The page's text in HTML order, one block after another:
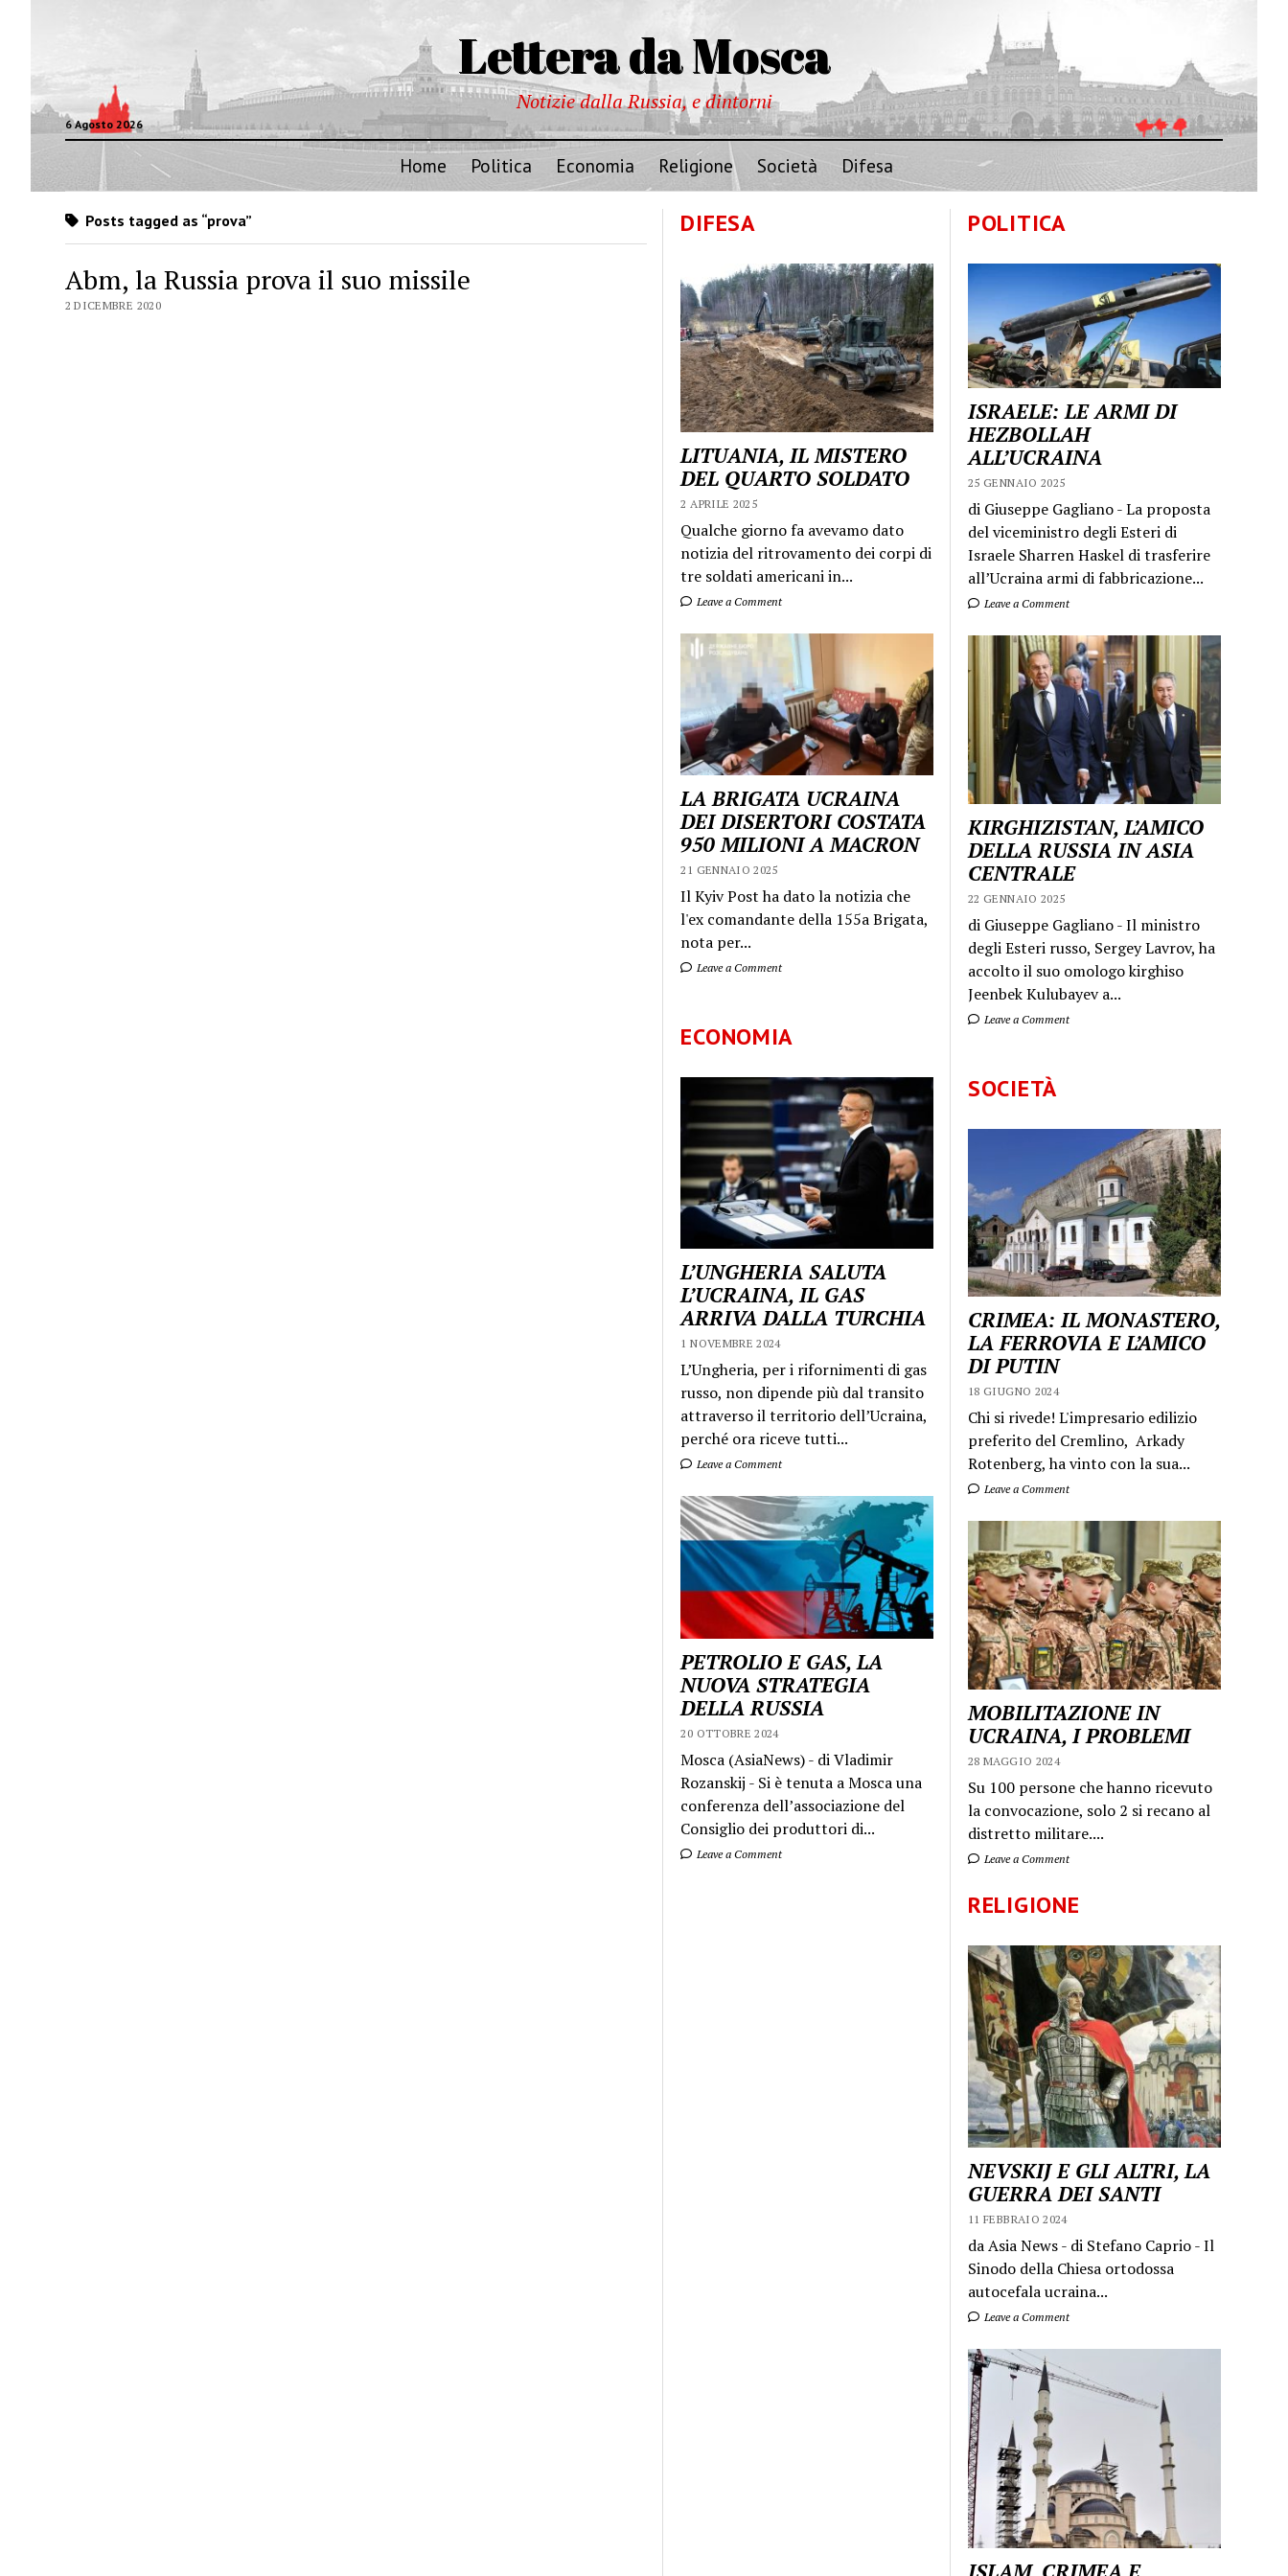
Lettera da Mosca
6 Agosto 2026
Notizie dalla Russia, e dintorni
Home Politica Economia Religione Società Difesa
POLITICA
ISRAELE: LE ARMI DI
HEZBOLLAH
ALL’UCRAINA
25 GENNAIO 2025
di Giuseppe Gagliano - La proposta
del viceministro degli Esteri di
Israele Sharren Haskel di trasferire
all’Ucraina armi di fabbricazione...
Leave a Comment
KIRGHIZISTAN, L’AMICO
DELLA RUSSIA IN ASIA
CENTRALE
22 GENNAIO 2025
di Giuseppe Gagliano - Il ministro
degli Esteri russo, Sergey Lavrov, ha
accolto il suo omologo kirghiso
Jeenbek Kulubayev a...
Leave a Comment
SOCIETÀ
CRIMEA: IL MONASTERO,
LA FERROVIA E L’AMICO
DI PUTIN
18 GIUGNO 2024
Chi si rivede! L'impresario edilizio
preferito del Cremlino, Arkady
Rotenberg, ha vinto con la sua...
Leave a Comment
MOBILITAZIONE IN
UCRAINA, I PROBLEMI
28 MAGGIO 2024
Su 100 persone che hanno ricevuto
la convocazione, solo 2 si recano al
distretto militare....
Leave a Comment
RELIGIONE
NEVSKIJ E GLI ALTRI, LA
GUERRA DEI SANTI
11 FEBBRAIO 2024
da Asia News - di Stefano Caprio - Il
Sinodo della Chiesa ortodossa
autocefala ucraina...
Leave a Comment
Posts tagged as “prova”
Abm, la Russia prova il suo missile
2 DICEMBRE 2020
DIFESA
LITUANIA, IL MISTERO
DEL QUARTO SOLDATO
2 APRILE 2025
Qualche giorno fa avevamo dato
notizia del ritrovamento dei corpi di
tre soldati americani in...
Leave a Comment
LA BRIGATA UCRAINA
DEI DISERTORI COSTATA
950 MILIONI A MACRON
21 GENNAIO 2025
Il Kyiv Post ha dato la notizia che
l'ex comandante della 155a Brigata,
nota per...
Leave a Comment
ECONOMIA
L’UNGHERIA SALUTA
L’UCRAINA, IL GAS
ARRIVA DALLA TURCHIA
1 NOVEMBRE 2024
L’Ungheria, per i rifornimenti di gas
russo, non dipende più dal transito
attraverso il territorio dell’Ucraina,
perché ora riceve tutti...
Leave a Comment
PETROLIO E GAS, LA
NUOVA STRATEGIA
DELLA RUSSIA
20 OTTOBRE 2024
Mosca (AsiaNews) - di Vladimir
Rozanskij - Si è tenuta a Mosca una
conferenza dell’associazione del
Consiglio dei produttori di...
Leave a Comment